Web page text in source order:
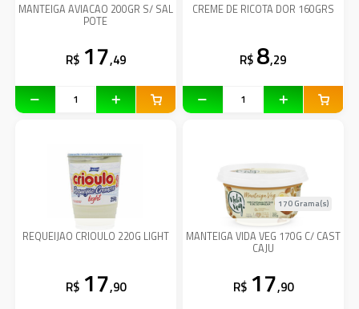
MANTEIGA AVIACAO 200GR S/ SAL
POTE
R$ 17,49
CREME DE RICOTA DOR 160GRS
R$ 8,29
REQUEIJAO CRIOULO 220G LIGHT
R$ 17,90
MANTEIGA VIDA VEG 170G C/ CAST
CAJU
170 Grama(s)
R$ 17,90